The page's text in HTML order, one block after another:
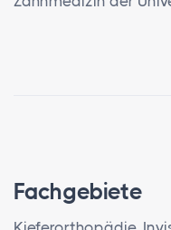
Fachgebiete